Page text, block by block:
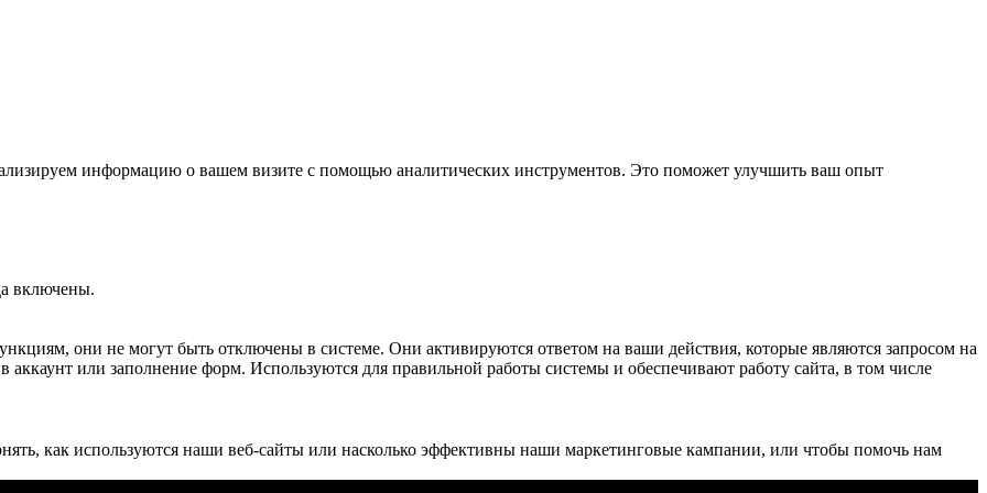
информацию о вашем визите с помощью аналитических инструментов. Это поможет улучшить ваш опыт
включены.
они не могут быть отключены в системе. Они активируются ответом на ваши действия, которые являются запросом на
аккаунт или заполнение форм. Используются для правильной работы системы и обеспечивают работу сайта, в том числе
как используются наши веб-сайты или насколько эффективны наши маркетинговые кампании, или чтобы помочь нам